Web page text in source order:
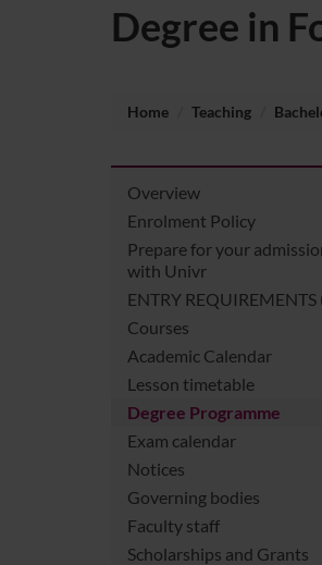
Degree in
Home Teaching
Overview
Enrolment Policy
Prepare for your
with Univr
ENTRY REQUIREMENTS
Courses
Academic Calendar
Lesson timetable
Degree Programme
Exam calendar
Notices
Governing bodies
Faculty staff
Scholarships and Grants